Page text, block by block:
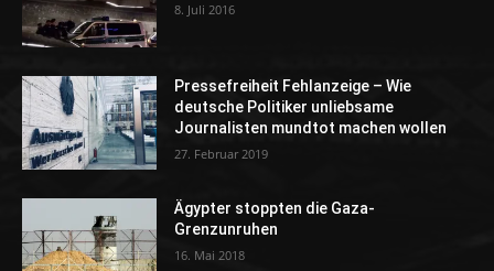
8. Juli 2016
Pressefreiheit Fehlanzeige – Wie
deutsche Politiker unliebsame
Journalisten mundtot machen wollen
27. Februar 2019
Ägypter stoppten die Gaza-
Grenzunruhen
16. Mai 2018